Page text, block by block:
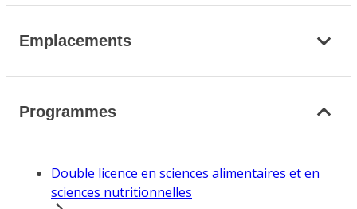
Emplacements
Programmes
Double licence en sciences alimentaires et en
sciences nutritionnelles